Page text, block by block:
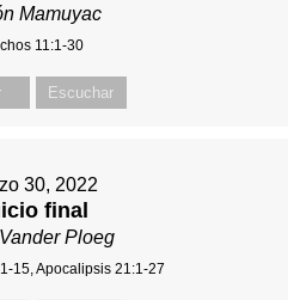
Mamuyac
11:1-30
Escuchar
30, 2022
final
Ploeg
15, Apocalipsis 21:1-27